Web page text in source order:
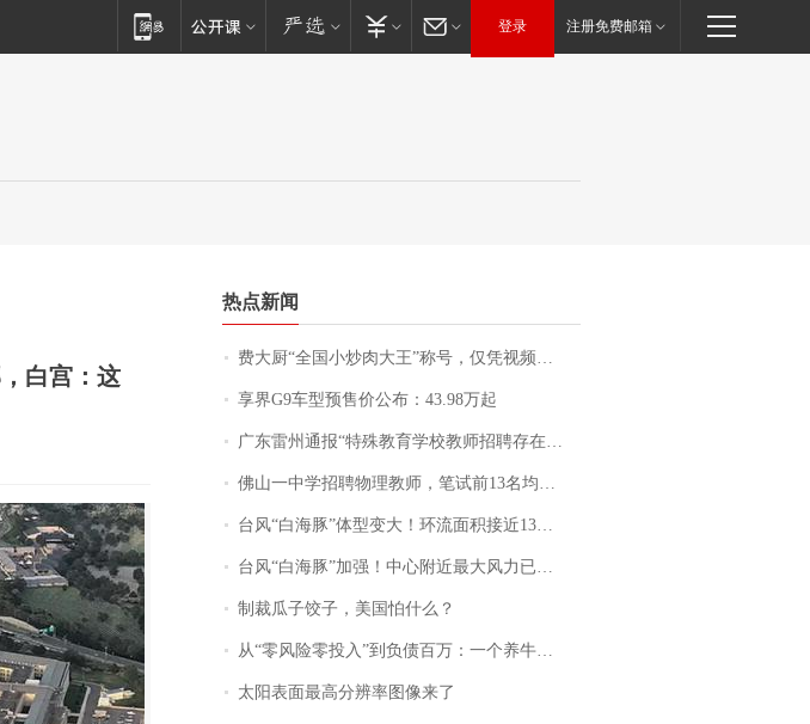
登录 注册免费邮箱
白宫：这
热点新闻
费大厨“全国小炒肉大王”称号，仅凭视频评出？中国烹饪协会回应
享界G9车型预售价公布：43.98万起
广东雷州通报“特殊教育学校教师招聘存在违规行为”：已启动问责程序 副校长被停职
佛山一中学招聘物理教师，笔试前13名均遭淘汰？教育局：已叫停招聘，成立调查组全面核查
台风“白海豚”体型变大！环流面积接近13个浙江那么大
台风“白海豚”加强！中心附近最大风力已达15级 最新研判
制裁瓜子饺子，美国怕什么？
从“零风险零投入”到负债百万：一个养牛项目崩盘后，谁该为农户的贷款买单丨红星调查
太阳表面最高分辨率图像来了